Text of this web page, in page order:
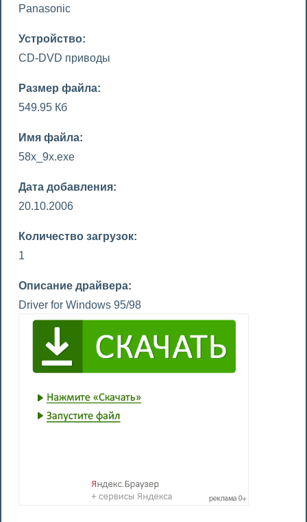
Panasonic
Устройство:
CD-DVD приводы
Размер файла:
549.95 Кб
Имя файла:
58x_9x.exe
Дата добавления:
20.10.2006
Количество загрузок:
1
Описание драйвера:
Driver for Windows 95/98